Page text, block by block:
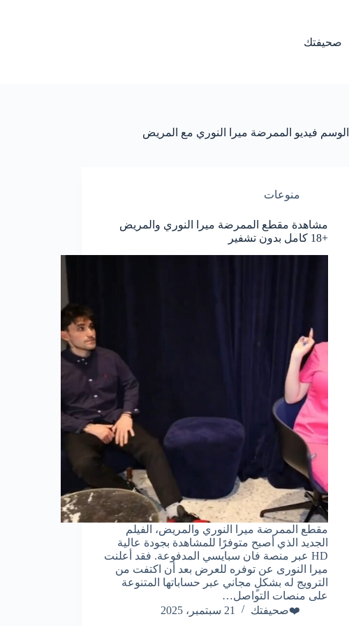
صحيفتك
الوسم فيديو الممرضة ميرا النوري مع المريض
منوعات
مشاهدة مقطع الممرضة ميرا النوري والمريض
+18 كامل بدون تشفير
مقطع الممرضة ميرا النوري والمريض، الفيلم
الجديد الذي أصبح متوفرًا للمشاهدة بجودة عالية
HD عبر منصة فان سبايسي المدفوعة. فقد أعلنت
ميرا النورى عن توفره للعرض بعد أن اكتفت من
الترويج له بشكلٍ مجاني عبر حساباتها المتنوعة
على منصات التواصل…
❤️صحيفتك
21 سبتمبر، 2025